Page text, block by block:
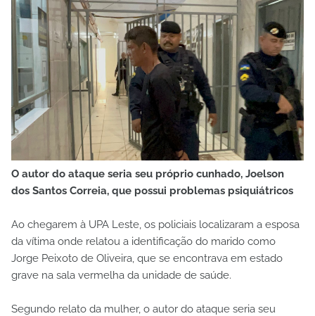
O autor do ataque seria seu próprio cunhado, Joelson
dos Santos Correia, que possui problemas psiquiátricos
Ao chegarem à UPA Leste, os policiais localizaram a esposa
da vítima onde relatou a identificação do marido como
Jorge Peixoto de Oliveira, que se encontrava em estado
grave na sala vermelha da unidade de saúde.
Segundo relato da mulher, o autor do ataque seria seu